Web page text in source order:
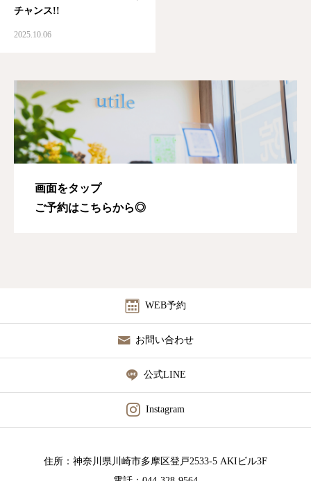
チャンス!!
2025.10.06
画面をタップ
ご予約はこちらから◎
WEB予約
お問い合わせ
公式LINE
Instagram
住所：神奈川県川崎市多摩区登戸2533-5 AKIビル3F